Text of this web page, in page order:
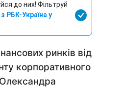
до них! Фільтруй
з РБК-Україна у
ринків від
корпоративного